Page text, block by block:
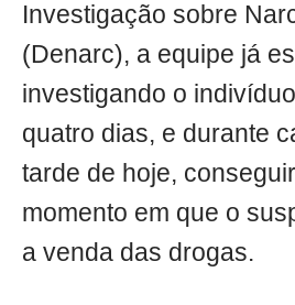
Investigação sobre
(Denarc), a equipe já
investigando o
quatro dias, e durante
tarde de hoje,
momento em que o
a venda das drogas.